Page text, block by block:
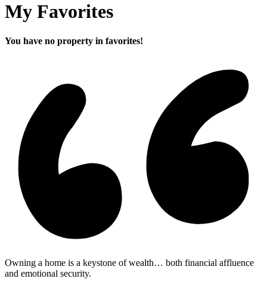
My Favorites
You have no property in favorites!
Owning a home is a keystone of wealth… both financial affluence
and emotional security.